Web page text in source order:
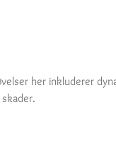
her inkluderer